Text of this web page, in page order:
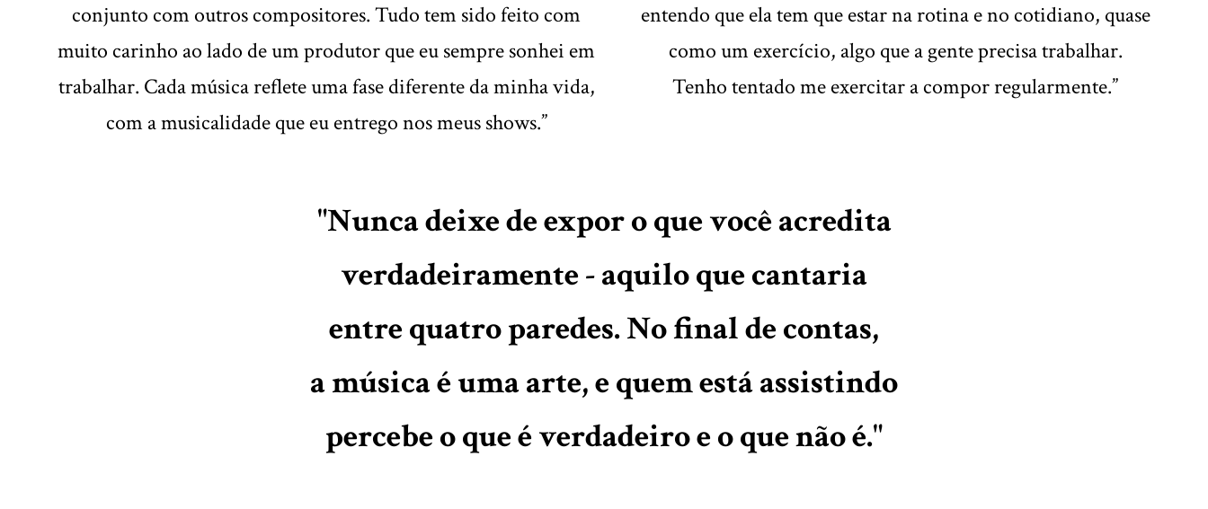
conjunto com outros compositores. Tudo tem sido feito com
muito carinho ao lado de um produtor que eu sempre sonhei em
trabalhar. Cada música reflete uma fase diferente da minha vida,
com a musicalidade que eu entrego nos meus shows.”
entendo que ela tem que estar na rotina e no cotidiano, quase
como um exercício, algo que a gente precisa trabalhar.
Tenho tentado me exercitar a compor regularmente.”
"Nunca deixe de expor o que você acredita
verdadeiramente - aquilo que cantaria
entre quatro paredes. No final de contas,
a música é uma arte, e quem está assistindo
percebe o que é verdadeiro e o que não é."